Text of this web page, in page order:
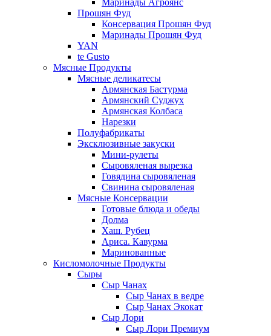
Маринады Агроянс
Прошян Фуд
Консервация Прошян Фуд
Маринады Прошян Фуд
YAN
te Gusto
Мясные Продукты
Мясные деликатесы
Армянская Бастурма
Армянский Суджух
Армянская Колбаса
Нарезки
Полуфабрикаты
Эксклюзивные закуски
Мини-рулеты
Сыровяленая вырезка
Говядина сыровяленая
Свинина сыровяленая
Мясные Консервации
Готовые блюда и обеды
Долма
Хаш. Рубец
Ариса. Кавурма
Маринованные
Кисломолочные Продукты
Сыры
Сыр Чанах
Сыр Чанах в ведре
Сыр Чанах Экокат
Сыр Лори
Сыр Лори Премиум